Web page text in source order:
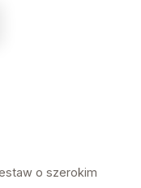
o szerokim